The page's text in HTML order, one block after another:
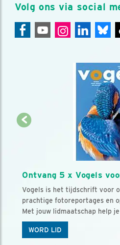
Volg ons via social
Ontvang 5 x Vogels
Vogels is het tijdschrift voor
prachtige fotoreportages en
Met jouw lidmaatschap help
WORD LID